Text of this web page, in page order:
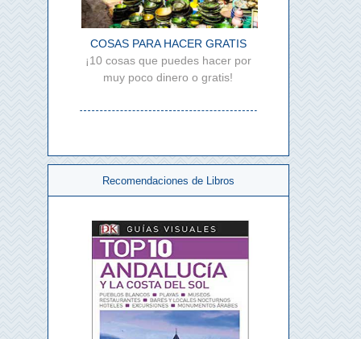
COSAS PARA HACER GRATIS
¡10 cosas que puedes hacer por
muy poco dinero o gratis!
Recomendaciones de Libros